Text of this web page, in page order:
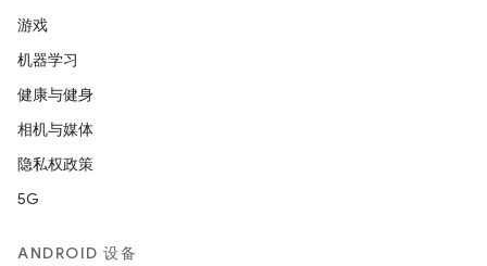
游戏
机器学习
健康与健身
相机与媒体
隐私权政策
5G
ANDROID 设备